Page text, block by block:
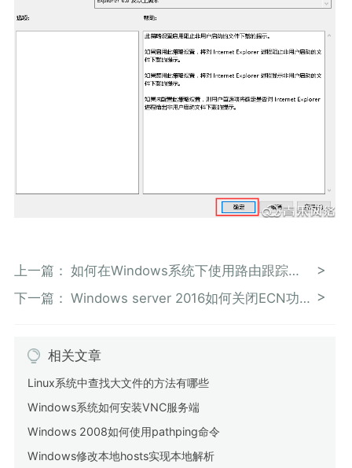
上一篇： 如何在Windows系统下使用路由跟踪命令tracert
下一篇： Windows server 2016如何关闭ECN功能
相关文章
Linux系统中查找大文件的方法有哪些
Windows系统如何安装VNC服务端
Windows 2008如何使用pathping命令
Windows修改本地hosts实现本地解析